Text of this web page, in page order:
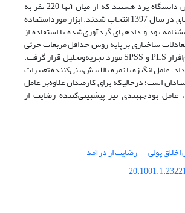
استادان و کارمندان دانشگاه یزد هستند که از میان آنها 220 نفر به
روش تصادفی طبقه­ای در سال 1397 انتخاب‌ شدند. ابزار مورداستفاده
بود و داده­های گردآوری‌شده با استفاده از
ساختاری بر پایه روش حداقل مربعات جزئی
با بهره­گیری از نرم‌افزار PLS و SPSS مورد تجزیه‌وتحلیل قرار گرفت.
عامل انگیزه با نمره بالا پیش‌بینی‌کننده تغییرات
است؛ درحالی­که برای کارمندان علاوه‌بر عامل
عامل بودجه­بندی نیز پیش­بینی‌کننده رضایت از
پولی
رضایت از درآمد